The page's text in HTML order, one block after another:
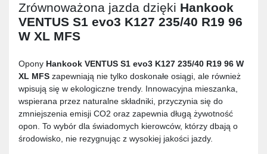
Zrównoważona jazda dzięki Hankook
VENTUS S1 evo3 K127 235/40 R19 96
W XL MFS
Opony Hankook VENTUS S1 evo3 K127 235/40 R19 96 W
XL MFS zapewniają nie tylko doskonałe osiągi, ale również
wpisują się w ekologiczne trendy. Innowacyjna mieszanka,
wspierana przez naturalne składniki, przyczynia się do
zmniejszenia emisji CO2 oraz zapewnia długą żywotność
opon. To wybór dla świadomych kierowców, którzy dbają o
środowisko, nie rezygnując z wysokiej jakości jazdy.